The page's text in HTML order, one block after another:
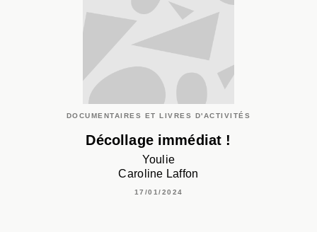
DOCUMENTAIRES ET LIVRES D'ACTIVITÉS
Décollage immédiat !
Youlie
Caroline Laffon
17/01/2024